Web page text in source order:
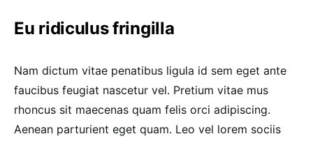
Eu ridiculus fringilla
Nam dictum vitae penatibus ligula id sem eget ante
faucibus feugiat nascetur vel. Pretium vitae mus
rhoncus sit maecenas quam felis orci adipiscing.
Aenean parturient eget quam. Leo vel lorem sociis